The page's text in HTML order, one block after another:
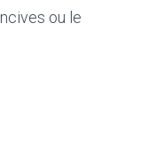
ou le